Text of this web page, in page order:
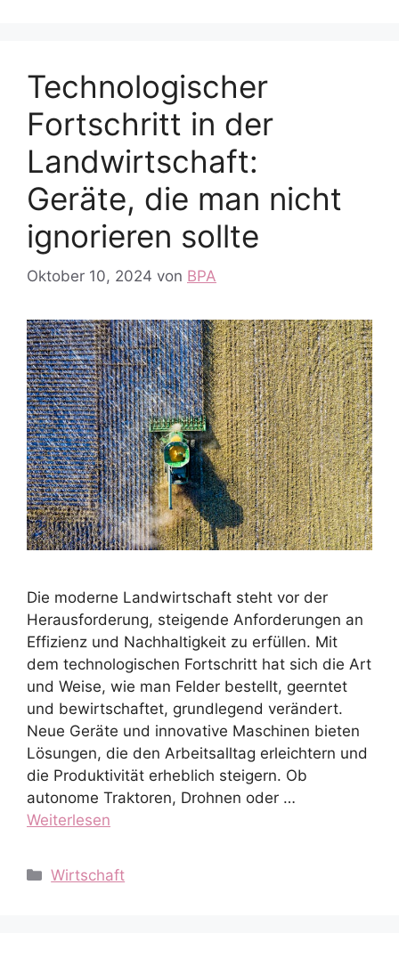
Technologischer
Fortschritt in der
Landwirtschaft:
Geräte, die man nicht
ignorieren sollte
Oktober 10, 2024 von BPA
Die moderne Landwirtschaft steht vor der
Herausforderung, steigende Anforderungen an
Effizienz und Nachhaltigkeit zu erfüllen. Mit
dem technologischen Fortschritt hat sich die Art
und Weise, wie man Felder bestellt, geerntet
und bewirtschaftet, grundlegend verändert.
Neue Geräte und innovative Maschinen bieten
Lösungen, die den Arbeitsalltag erleichtern und
die Produktivität erheblich steigern. Ob
autonome Traktoren, Drohnen oder …
Weiterlesen
Kategorien
Wirtschaft